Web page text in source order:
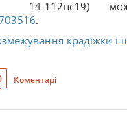
112цс19)
.
крадіжки і
Коментарі